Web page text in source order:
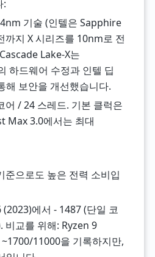
:
기술 (인텔은 Sapphire
까지 X 시리즈를 10nm로 전
Lake-X는
드웨어 수정과 인텔 딥
해 보안을 개선했습니다.
어 / 24 스레드. 기본 클럭은
Max 3.0에서는 최대
준으로도 높은 전력 소비입
에서 - 1487 (단일 코
비교를 위해: Ryzen 9
11000을 기록하지만,